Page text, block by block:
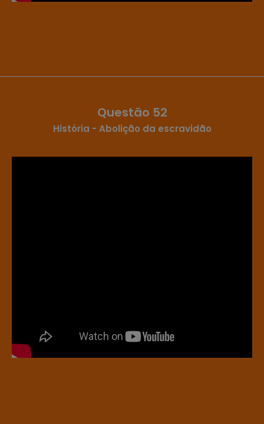
Questão 52
História - Abolição da escravidão